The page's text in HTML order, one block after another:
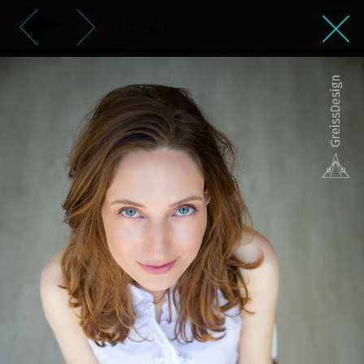
צילום פורטרט עבור דליה
אפלבאום